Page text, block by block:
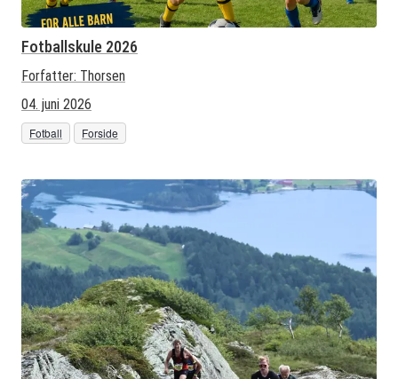
Fotballskule 2026
Forfatter: Thorsen
04. juni 2026
Fotball Forside